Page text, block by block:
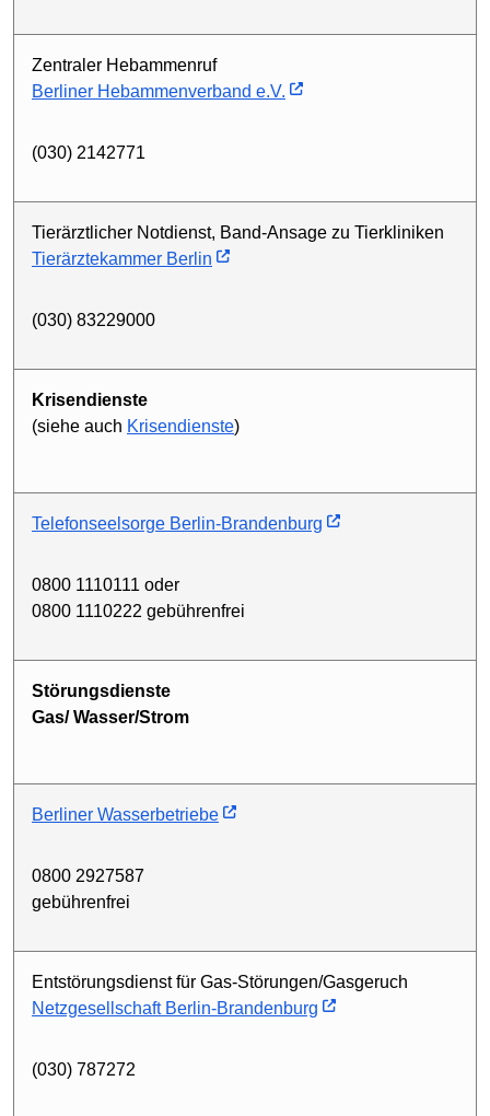
Zentraler Hebammenruf
Berliner Hebammenverband e.V.
(030) 2142771
Tierärztlicher Notdienst, Band-Ansage zu Tierkliniken
Tierärztekammer Berlin
(030) 83229000
Krisendienste
(siehe auch Krisendienste)
Telefonseelsorge Berlin-Brandenburg
0800 1110111 oder
0800 1110222 gebührenfrei
Störungsdienste
Gas/ Wasser/Strom
Berliner Wasserbetriebe
0800 2927587
gebührenfrei
Entstörungsdienst für Gas-Störungen/Gasgeruch
Netzgesellschaft Berlin-Brandenburg
(030) 787272